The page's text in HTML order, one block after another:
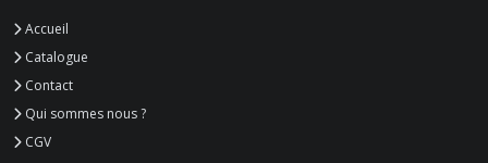
Accueil
Catalogue
Contact
Qui sommes nous ?
CGV